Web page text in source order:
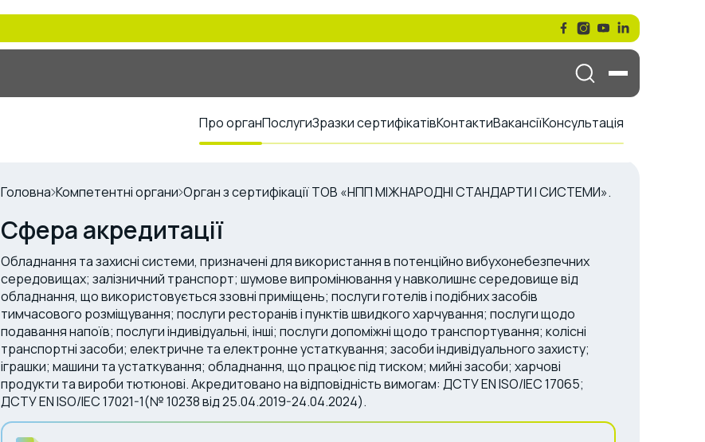
Про органПослугиЗразки сертифікатівКонтактиВакансіїКонсультація
Головна Компетентні органи Орган з сертифікації ТОВ «НПП МІЖНАРОДНІ СТАНДАРТИ І СИСТЕМИ».
Сфера акредитації
Обладнання та захисні системи, призначені для використання в потенційно вибухонебезпечних
середовищах; залізничний транспорт; шумове випромінювання у навколишнє середовище від
обладнання, що використовується ззовні приміщень; послуги готелів і подібних засобів
тимчасового розміщування; послуги ресторанів і пунктів швидкого харчування; послуги щодо
подавання напоїв; послуги індивідуальні, інші; послуги допоміжні щодо транспортування; колісні
транспортні засоби; електричне та електронне устаткування; засоби індивідуального захисту;
іграшки; машини та устаткування; обладнання, що працює під тиском; мийні засоби; харчові
продукти та вироби тютюнові. Акредитовано на відповідність вимогам: ДСТУ EN ISO/IEC 17065;
ДСТУ EN ISO/IEC 17021-1(№ 10238 від 25.04.2019-24.04.2024).